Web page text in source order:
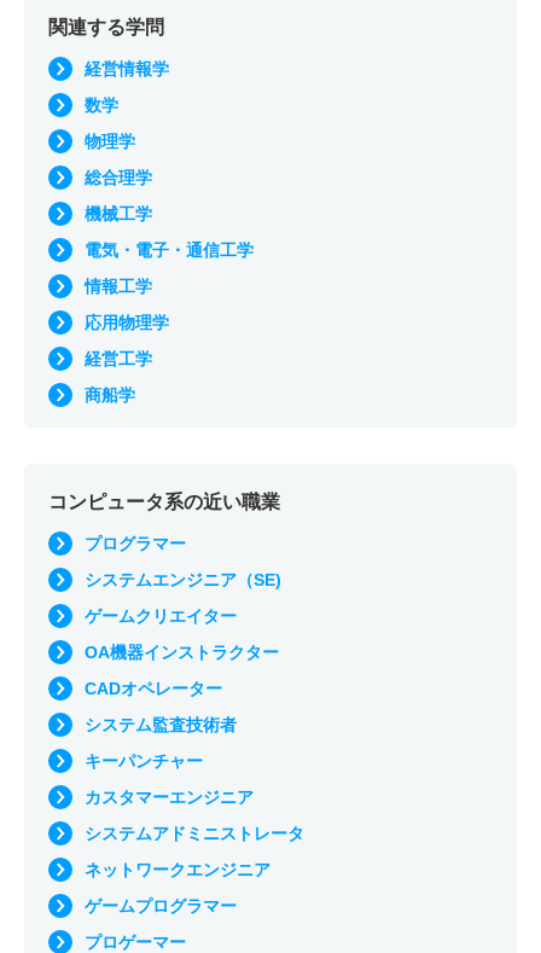
関連する学問
経営情報学
数学
物理学
総合理学
機械工学
電気・電子・通信工学
情報工学
応用物理学
経営工学
商船学
コンピュータ系の近い職業
プログラマー
システムエンジニア（SE)
ゲームクリエイター
OA機器インストラクター
CADオペレーター
システム監査技術者
キーパンチャー
カスタマーエンジニア
システムアドミニストレータ
ネットワークエンジニア
ゲームプログラマー
プロゲーマー